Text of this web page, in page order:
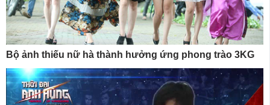
Bộ ảnh thiếu nữ hà thành hưởng ứng phong trào 3KG